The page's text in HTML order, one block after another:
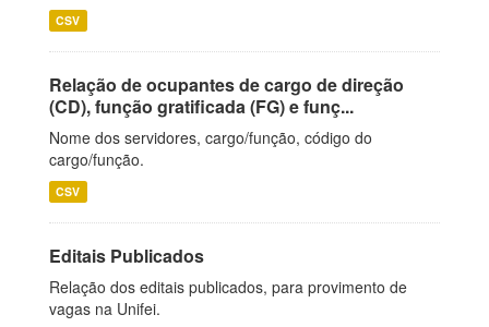
CSV
Relação de ocupantes de cargo de direção
(CD), função gratificada (FG) e funç...
Nome dos servidores, cargo/função, código do
cargo/função.
CSV
Editais Publicados
Relação dos editais publicados, para provimento de
vagas na Unifei.